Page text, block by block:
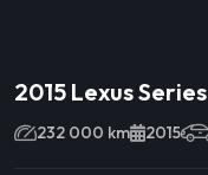
2015 Lexus Series
232 000 km 2015